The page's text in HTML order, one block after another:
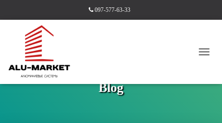
097-577-63-33
Blog